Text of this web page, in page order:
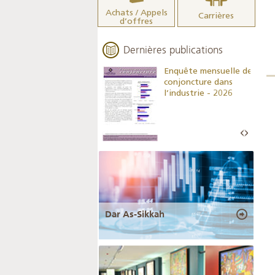
Achats / Appels
d’offres
Carrières
Dernières publications
Enquête mensuelle de
conjoncture dans
l’industrie - 2026
Dar As-Sikkah